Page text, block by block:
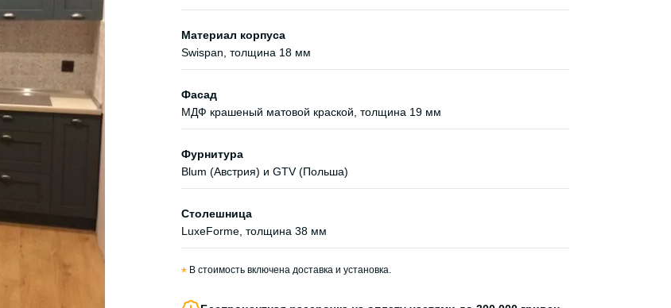
Материал корпуса
Swispan, толщина 18 мм
Фасад
МДФ крашеный матовой краской, толщина 19 мм
Фурнитура
Blum (Австрия) и GTV (Польша)
Столешница
LuxeForme, толщина 38 мм
* В стоимость включена доставка и установка.